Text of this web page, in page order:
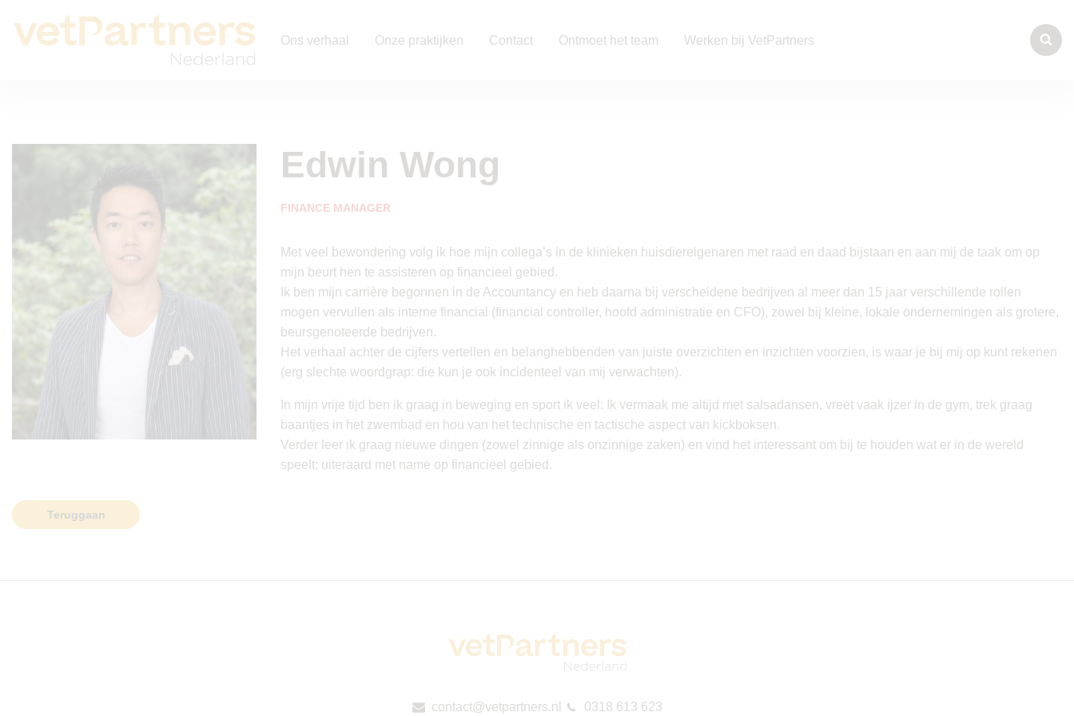
Ons verhaal Onze praktijken Contact Ontmoet het team Werken bij VetPartners
Edwin Wong
FINANCE MANAGER
Met veel bewondering volg ik hoe mijn collega’s in de klinieken huisdiereigenaren met raad en daad bijstaan en aan mij de taak om op
mijn beurt hen te assisteren op financieel gebied.
Ik ben mijn carrière begonnen in de Accountancy en heb daarna bij verscheidene bedrijven al meer dan 15 jaar verschillende rollen
mogen vervullen als interne financial (financial controller, hoofd administratie en CFO), zowel bij kleine, lokale ondernemingen als grotere,
beursgenoteerde bedrijven.
Het verhaal achter de cijfers vertellen en belanghebbenden van juiste overzichten en inzichten voorzien, is waar je bij mij op kunt rekenen
(erg slechte woordgrap: die kun je ook incidenteel van mij verwachten).
In mijn vrije tijd ben ik graag in beweging en sport ik veel: Ik vermaak me altijd met salsadansen, vreet vaak ijzer in de gym, trek graag
baantjes in het zwembad en hou van het technische en tactische aspect van kickboksen.
Verder leer ik graag nieuwe dingen (zowel zinnige als onzinnige zaken) en vind het interessant om bij te houden wat er in de wereld
speelt: uiteraard met name op financieel gebied.
Teruggaan
contact@vetpartners.nl 0318 613 623